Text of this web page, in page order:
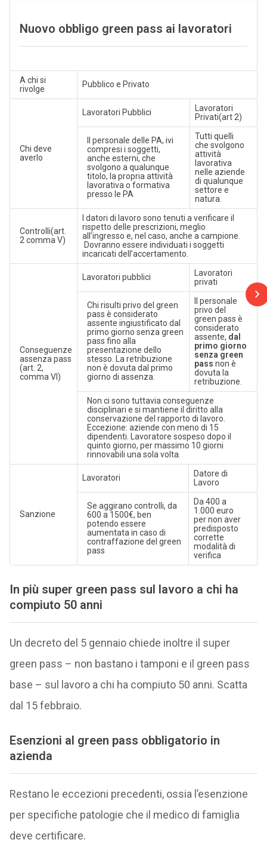
Nuovo obbligo green pass ai lavoratori
A chi si
rivolge
Pubblico e Privato
Chi deve
averlo
Lavoratori Pubblici
Lavoratori
Privati(art 2)
Il personale delle PA, ivi
compresi i soggetti,
anche esterni, che
svolgono a qualunque
titolo, la propria attività
lavorativa o formativa
presso le PA
Tutti quelli
che svolgono
attività
lavorativa
nelle aziende
di qualunque
settore e
natura.
Controlli(art.
2 comma V)
I datori di lavoro sono tenuti a verificare il
rispetto delle prescrizioni, meglio
all’ingresso e, nel caso, anche a campione.
Dovranno essere individuati i soggetti
incaricati dell’accertamento.
Conseguenze
assenza pass
(art. 2,
comma VI)
Lavoratori pubblici
Lavoratori
privati
Chi risulti privo del green
pass è considerato
assente ingiustificato dal
primo giorno senza green
pass fino alla
presentazione dello
stesso. La retribuzione
non è dovuta dal primo
giorno di assenza.
Il personale
privo del
green pass è
considerato
assente, dal
primo giorno
senza green
pass non è
dovuta la
retribuzione.
Non ci sono tuttavia conseguenze
disciplinari e si mantiene il diritto alla
conservazione del rapporto di lavoro.
Eccezione: aziende con meno di 15
dipendenti. Lavoratore sospeso dopo il
quinto giorno, per massimo 10 giorni
rinnovabili una sola volta.
Sanzione
Lavoratori
Datore di
Lavoro
Se aggirano controlli, da
600 a 1500€, ben
potendo essere
aumentata in caso di
contraffazione del green
pass
Da 400 a
1.000 euro
per non aver
predisposto
corrette
modalità di
verifica
In più super green pass sul lavoro a chi ha
compiuto 50 anni
Un decreto del 5 gennaio chiede inoltre il super
green pass – non bastano i tamponi e il green pass
base – sul lavoro a chi ha compiuto 50 anni. Scatta
dal 15 febbraio.
Esenzioni al green pass obbligatorio in
azienda
Restano le eccezioni precedenti, ossia l’esenzione
per specifiche patologie che il medico di famiglia
deve certificare.